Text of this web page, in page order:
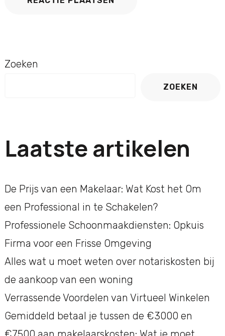
Zoeken
ZOEKEN
Laatste artikelen
De Prijs van een Makelaar: Wat Kost het Om
een Professional in te Schakelen?
Professionele Schoonmaakdiensten: Opkuis
Firma voor een Frisse Omgeving
Alles wat u moet weten over notariskosten bij
de aankoop van een woning
Verrassende Voordelen van Virtueel Winkelen
Gemiddeld betaal je tussen de €3000 en